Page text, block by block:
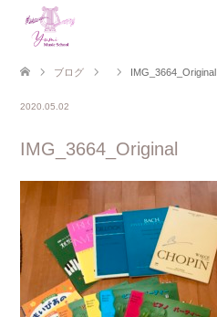
ブログ IMG_3664_Original
2020.05.02
IMG_3664_Original